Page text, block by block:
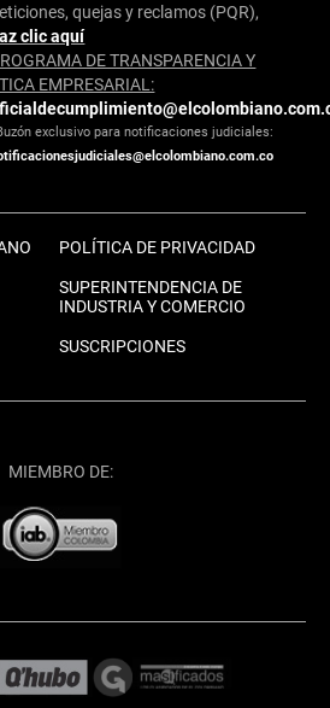
quejas y reclamos (PQR),
clic aquí
DE TRANSPARENCIA Y
EMPRESARIAL:
exclusivo para notificaciones judiciales:
POLÍTICA DE PRIVACIDAD
SUPERINTENDENCIA DE
INDUSTRIA Y COMERCIO
SUSCRIPCIONES
MIEMBRO DE: